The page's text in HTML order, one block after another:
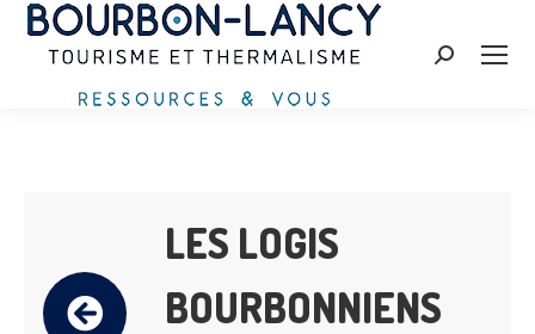
Search:
LES LOGIS
BOURBONNIENS